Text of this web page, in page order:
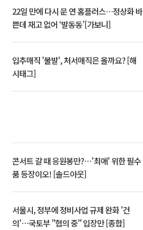
22일 만에 다시 문 연 홈플러스…정상화 바
쁜데 재고 없어 ‘발동동’[가보니]
입추매직 '불발', 처서매직은 올까요? [해
시태그]
콘서트 갈 때 응원봉만?⋯'최애' 위한 필수
품 등장이오! [솔드아웃]
서울시, 정부에 정비사업 규제 완화 '건
의'⋯국토부 "협의 중" 입장만 [종합]